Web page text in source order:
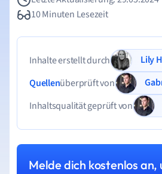
10 Minuten Lesezeit
Inhalte erstellt durch
Quellenüberprüft von
Inhaltsqualität geprüft von
Melde dich kostenlos an,